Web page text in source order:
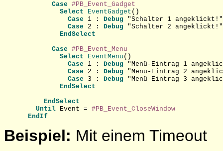
Case #PB_Event_Gadget
Select
EventGadget ()
Case 1 : Debug "Schalter 1 angeklickt!"
Case 2 : Debug "Schalter 2 angeklickt!"
EndSelect
Case #PB_Event_Menu
Select
EventMenu ()
Case 1 : Debug "Menü-Eintrag 1
Case 2 : Debug "Menü-Eintrag 2
Case 3 : Debug "Menü-Eintrag 3
EndSelect
EndSelect
Until Event = #PB_Event_CloseWindow
EndIf
Beispiel: Mit einem Timeout